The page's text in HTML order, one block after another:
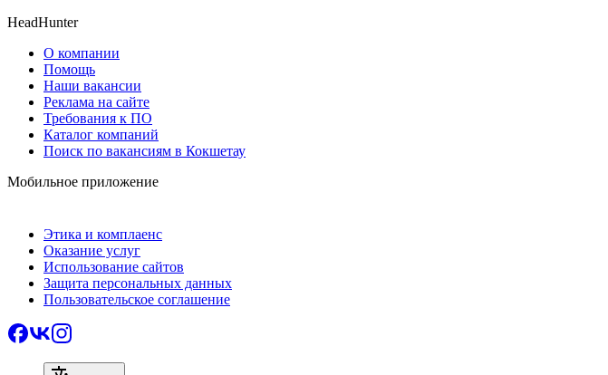
HeadHunter
О компании
Помощь
Наши вакансии
Реклама на сайте
Требования к ПО
Каталог компаний
Поиск по вакансиям в Кокшетау
Мобильное приложение
Этика и комплаенс
Оказание услуг
Использование сайтов
Защита персональных данных
Пользовательское соглашение